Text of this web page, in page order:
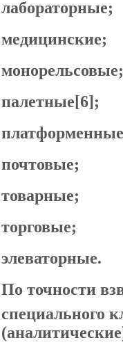
лабораторные;
медицинские;
монорельсовые;
палетные[6];
почтовые;
товарные;
торговые;
элеваторные.
По точности
специального